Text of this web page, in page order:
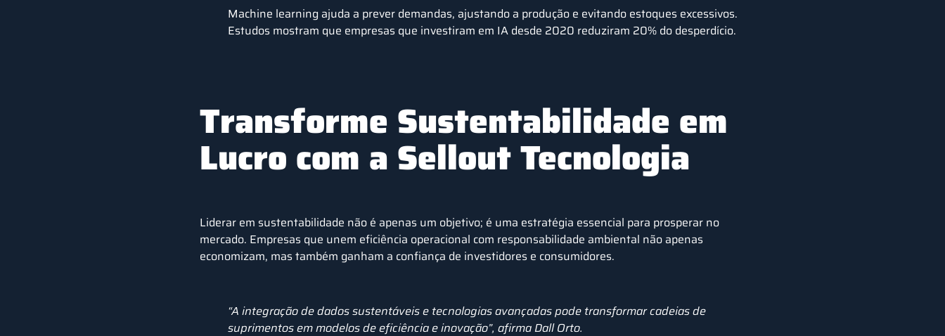
Machine learning ajuda a prever demandas, ajustando a produção e evitando estoques excessivos.
Estudos mostram que empresas que investiram em IA desde 2020 reduziram 20% do desperdício.
Transforme Sustentabilidade em
Lucro com a Sellout Tecnologia
Liderar em sustentabilidade não é apenas um objetivo; é uma estratégia essencial para prosperar no
mercado. Empresas que unem eficiência operacional com responsabilidade ambiental não apenas
economizam, mas também ganham a confiança de investidores e consumidores.
“A integração de dados sustentáveis e tecnologias avançadas pode transformar cadeias de
suprimentos em modelos de eficiência e inovação”, afirma Dall Orto.